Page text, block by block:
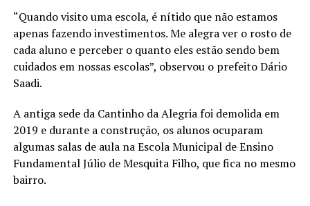
“Quando visito uma escola, é nítido que não estamos
apenas fazendo investimentos. Me alegra ver o rosto de
cada aluno e perceber o quanto eles estão sendo bem
cuidados em nossas escolas”, observou o prefeito Dário
Saadi.
A antiga sede da Cantinho da Alegria foi demolida em
2019 e durante a construção, os alunos ocuparam
algumas salas de aula na Escola Municipal de Ensino
Fundamental Júlio de Mesquita Filho, que fica no mesmo
bairro.